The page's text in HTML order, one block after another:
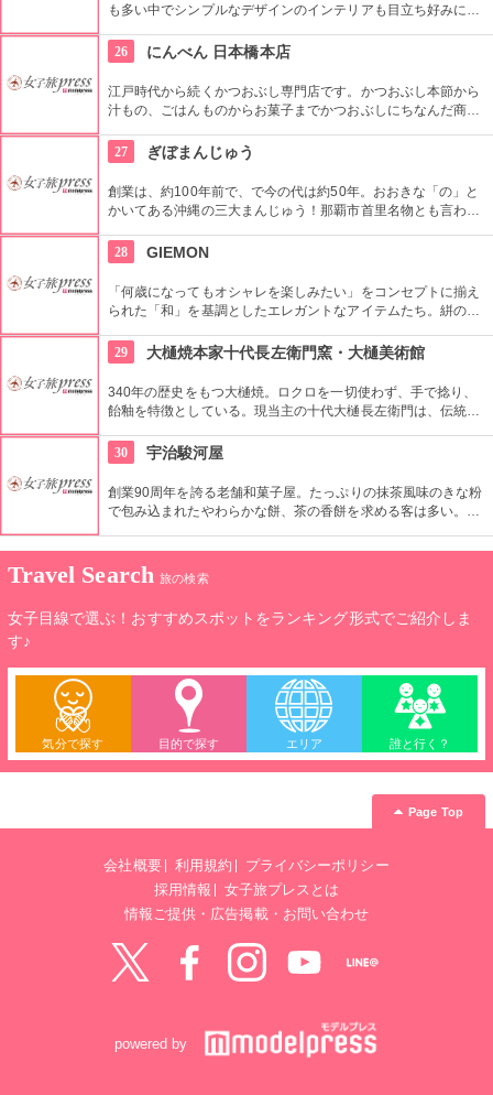
も多い中でシンプルなデザインのインテリアも目立ち好みに合
good！
26 にんべん 日本橋本店
江戸時代から続くかつおぶし専門店です。かつおぶし本節から
汁もの、ごはんものからお菓子までかつおぶしにちなんだ商品
27
ぎぼまんじゅう
創業は、約100年前で、で今の代は約50年。おおきな「の」と
かいてある沖縄の三大まんじゅう！那覇市首里名物とも言われ
まんじゅう」！月桃（サンニン）の葉（ムーチーガーサーやカ
ーサームーチーと呼ばれるきれいな緑の葉につつまれる存在感
たっぷりなまんじゅうです。なぜ「の」と書いてあるのか？？
それは「お祝いの縁起をかついで、"のし袋(御祝儀袋)"の「の」
を書くんです！要望があれば、どんなの字でも書いてくれま
す。貴方は何を書いてもらいますか♪
28 GIEMON
「何歳になってもオシャレを楽しみたい」をコンセプトに揃え
られた「和」を基調としたエレガントなアイテムたち。絣の上
華やかで繊細なものばかり。伝統工芸である久留米絣を、現代
風に取り入れて紹介するブランドです。
29 大樋焼本家十代長左衛門窯・大樋美術館
340年の歴史をもつ大樋焼。ロクロを一切使わず、手で捻り、
飴釉を特徴としている。現当主の十代大樋長左衛門は、伝統と
いる。お茶室では大樋焼でお抹茶を飲むこともできる。
30 宇治駿河屋
創業90周年を誇る老舗和菓子屋。たっぷりの抹茶風味のきな粉
で包み込まれたやわらかな餅、茶の香餅を求める客は多い。客
守り通している。
Travel Search 旅の検索
女子目線で選ぶ！おすすめスポットをランキング形式でご紹介しま
す♪
気分で探す 目的で探す エリア 誰と行く？
Page Top
会社概要 利用規約
プライバシーポリシー
採用情報
女子旅プレスとは
情報ご提供・広告掲載・お問い合わせ
powered by